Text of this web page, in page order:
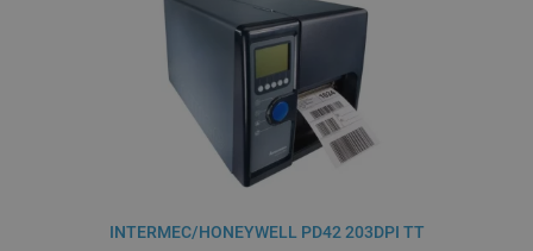
INTERMEC/HONEYWELL PD42 203DPI TT